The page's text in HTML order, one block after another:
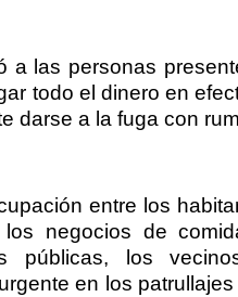
a las personas
todo el dinero en
darse a la fuga con
entre los
negocios de
públicas, los
en los